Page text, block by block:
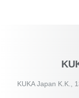
KUKA Japan K.K.,